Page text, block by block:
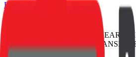
E-shop
Novinky